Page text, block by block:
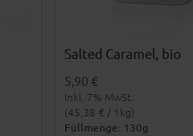
Salted Caramel, bio
5,90 €
Inkl. 7% MwSt.
(45,38 € / 1kg)
Füllmenge: 130g